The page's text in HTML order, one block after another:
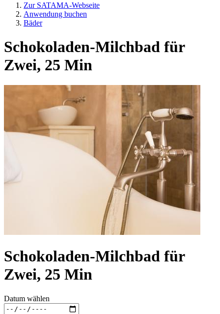
Zur SATAMA-Webseite
Anwendung buchen
Bäder
Schokoladen-Milchbad für
Zwei, 25 Min
Schokoladen-Milchbad für
Zwei, 25 Min
Datum wählen